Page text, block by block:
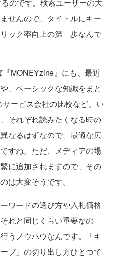
のです。検索ユーザーの大
せんので、タイトルにキー
ック率向上の第一歩なんで
MONEYzine』にも、最近
、ベーシックな知識をまと
ービス会社の比較など、い
それぞれ読みたくなる時の
なるはずなので、最適な広
すね。ただ、メディアの場
に追加されますので、その
は大変そうです。
ワードの選び方や入札価格
れと同じくらい重要なの
うノウハウなんです。「キ
プ」の切り出し方ひとつで